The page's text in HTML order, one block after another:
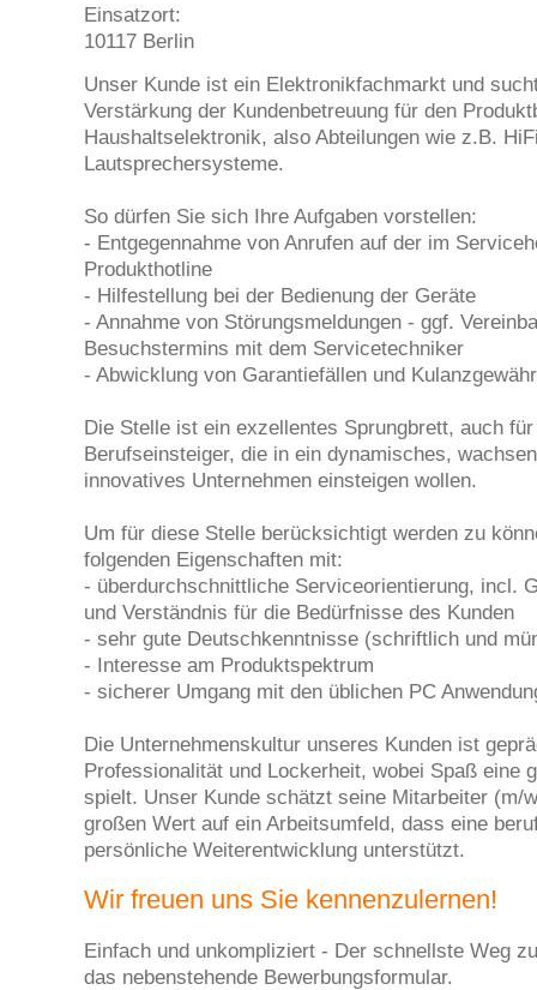
Einsatzort:
10117 Berlin
Unser Kunde ist ein Elektronikfachmarkt und
Verstärkung der Kundenbetreuung für den
Haushaltselektronik, also Abteilungen wie z.B.
Lautsprechersysteme.
So dürfen Sie sich Ihre Aufgaben vorstellen:
- Entgegennahme von Anrufen auf der im
Produkthotline
- Hilfestellung bei der Bedienung der Geräte
- Annahme von Störungsmeldungen - ggf.
Besuchstermins mit dem Servicetechniker
- Abwicklung von Garantiefällen und
Die Stelle ist ein exzellentes Sprungbrett, auch für
Berufseinsteiger, die in ein dynamisches,
innovatives Unternehmen einsteigen wollen.
Um für diese Stelle berücksichtigt werden zu
folgenden Eigenschaften mit:
- überdurchschnittliche Serviceorientierung, incl.
und Verständnis für die Bedürfnisse des Kunden
- sehr gute Deutschkenntnisse (schriftlich und
- Interesse am Produktspektrum
- sicherer Umgang mit den üblichen PC
Die Unternehmenskultur unseres Kunden ist
Professionalität und Lockerheit, wobei Spaß eine
spielt. Unser Kunde schätzt seine Mitarbeiter (m/
großen Wert auf ein Arbeitsumfeld, dass eine
persönliche Weiterentwicklung unterstützt.
Wir freuen uns Sie kennenzulernen!
Einfach und unkompliziert - Der schnellste Weg
das nebenstehende Bewerbungsformular.